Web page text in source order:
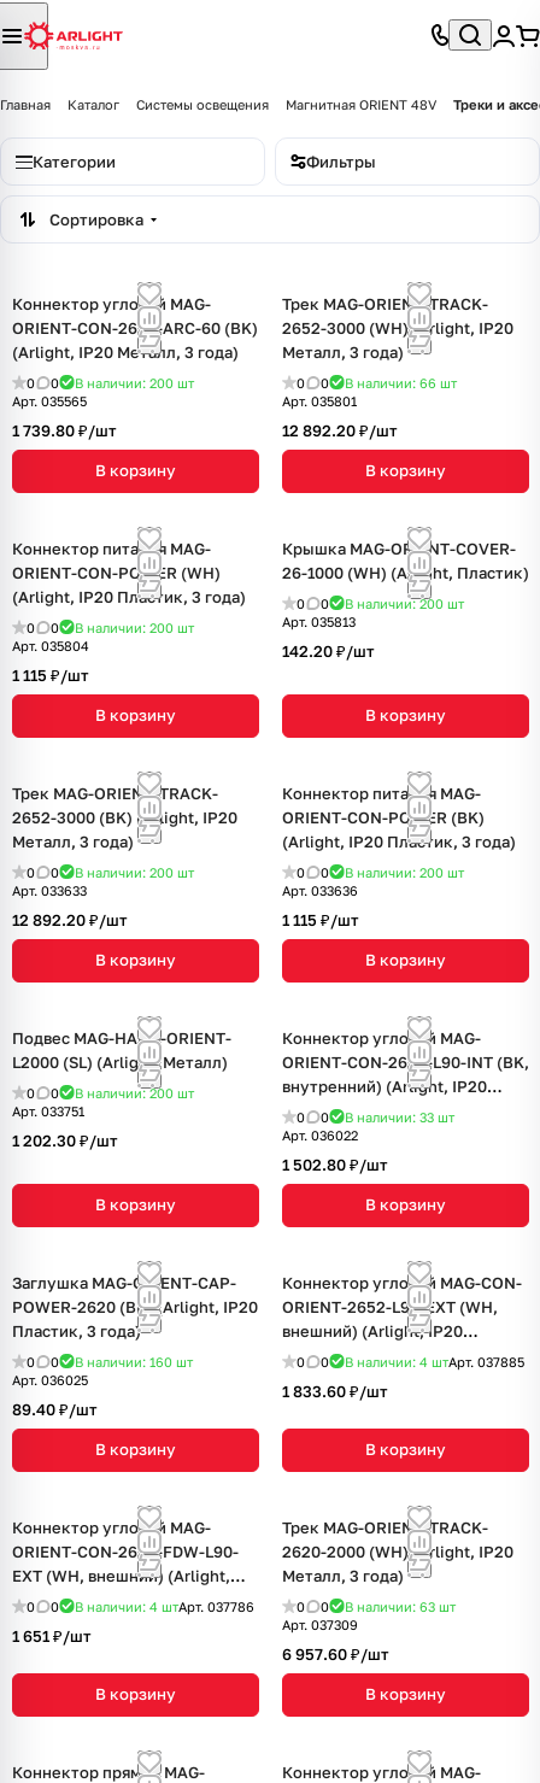
Главная Каталог Системы освещения Магнитная ORIENT 48V Треки и
Категории Фильтры
Сортировка
Коннектор угловой MAG-
ORIENT-CON-2652-ARC-60 (BK)
(Arlight, IP20 Металл, 3 года)
0 0 В наличии: 200 шт
Арт. 035565
1 739.80 ₽/шт
В корзину
Трек MAG-ORIENT-TRACK-
2652-3000 (WH) (Arlight, IP20
Металл, 3 года)
0 0 В наличии: 66 шт
Арт. 035801
12 892.20 ₽/шт
В корзину
Коннектор питания MAG-
ORIENT-CON-POWER (WH)
(Arlight, IP20 Пластик, 3 года)
0 0 В наличии: 200 шт
Арт. 035804
1 115 ₽/шт
В корзину
Крышка MAG-ORIENT-COVER-
26-1000 (WH) (Arlight, Пластик)
0 0 В наличии: 200 шт
Арт. 035813
142.20 ₽/шт
В корзину
Трек MAG-ORIENT-TRACK-
2652-3000 (BK) (Arlight, IP20
Металл, 3 года)
0 0 В наличии: 200 шт
Арт. 033633
12 892.20 ₽/шт
В корзину
Коннектор питания MAG-
ORIENT-CON-POWER (BK)
(Arlight, IP20 Пластик, 3 года)
0 0 В наличии: 200 шт
Арт. 033636
1 115 ₽/шт
В корзину
Подвес MAG-HANG-ORIENT-
L2000 (SL) (Arlight, Металл)
0 0 В наличии: 200 шт
Арт. 033751
1 202.30 ₽/шт
В корзину
Коннектор угловой MAG-
ORIENT-CON-2620-L90-INT (BK,
внутренний) (Arlight, IP20
Металл, 3 года)
0 0 В наличии: 33 шт
Арт. 036022
1 502.80 ₽/шт
В корзину
Заглушка MAG-ORIENT-CAP-
POWER-2620 (BK) (Arlight, IP20
Пластик, 3 года)
0 0 В наличии: 160 шт
Арт. 036025
89.40 ₽/шт
В корзину
Коннектор угловой MAG-CON-
ORIENT-2652-L90-EXT (WH,
внешний) (Arlight, IP20
Металл, 3 года)
0 0 В наличии: 4 штАрт. 037885
1 833.60 ₽/шт
В корзину
Коннектор угловой MAG-
ORIENT-CON-2652-FDW-L90-
EXT (WH, внешний) (Arlight,
IP20 Металл, 3 года)
0 0 В наличии: 4 штАрт. 037786
1 651 ₽/шт
В корзину
Трек MAG-ORIENT-TRACK-
2620-2000 (WH) (Arlight, IP20
Металл, 3 года)
0 0 В наличии: 63 шт
Арт. 037309
6 957.60 ₽/шт
В корзину
Коннектор прямой MAG-
Коннектор угловой MAG-